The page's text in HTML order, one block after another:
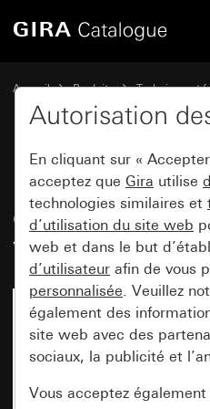
Accueil Produits
Technique et
Technique de communication Gira
Module prise
cat.3 1x, 1 x à 8-
vis
Autorisation
En cliquant sur «
acceptez que Gira utilise
technologies similaires et
d’utilisation du site web
web et dans le but
d’utilisateur afin de vous
personnalisée. Veuillez
également des
site web avec des
sociaux, la publicité et
Vous acceptez également